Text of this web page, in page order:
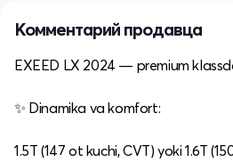
Комментарий продавца
EXEED LX 2024 — premium
✨ Dinamika va komfort:
1.5T (147 ot kuchi, CVT) yoki 1.6T